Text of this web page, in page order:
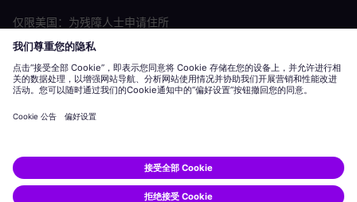
仅限美国：为残障人士申请住所
劳工情况申请
Siemens Energy 是由 Siemens AG 授权的商标。